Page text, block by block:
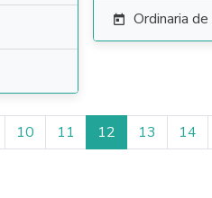
 Ordinaria
10 11 12 13 14